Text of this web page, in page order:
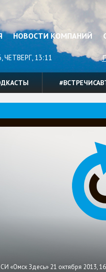
НОВОСТИ КОМПАНИЙ
ЧЕТВЕРГ, 13:11
«Омск Здесь» 21 октября 2013,